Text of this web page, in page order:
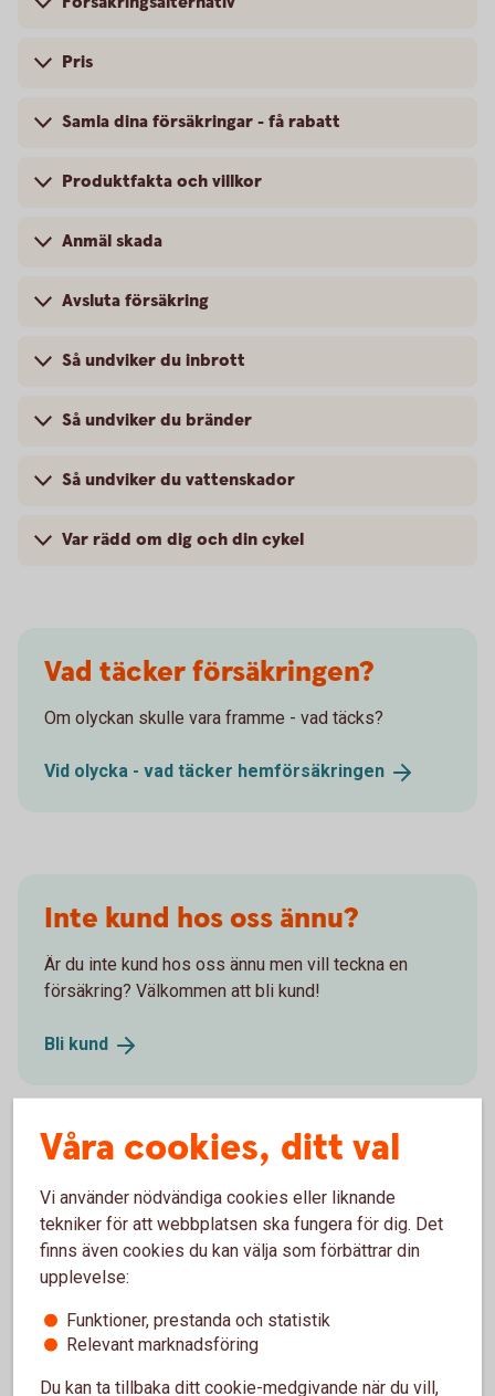
Pris
Samla dina försäkringar - få rabatt
Produktfakta och villkor
Anmäl skada
Avsluta försäkring
Så undviker du inbrott
Så undviker du bränder
Så undviker du vattenskador
Var rädd om dig och din cykel
Vad täcker försäkringen?
Om olyckan skulle vara framme - vad täcks?
Vid olycka - vad täcker hemförsäkringen
Inte kund hos oss ännu?
Är du inte kund hos oss ännu men vill teckna en
försäkring? Välkommen att bli kund!
Bli kund
Skaffa Fritidshusförsäkring
Via internetbanken
försäkring
Skaffa försäkringen
Våra cookies, ditt val
Vi använder nödvändiga cookies eller liknande
tekniker för att webbplatsen ska fungera för dig. Det
finns även cookies du kan välja som förbättrar din
upplevelse:
Funktioner, prestanda och statistik
Relevant marknadsföring
Du kan ta tillbaka ditt cookie-medgivande när du vill,